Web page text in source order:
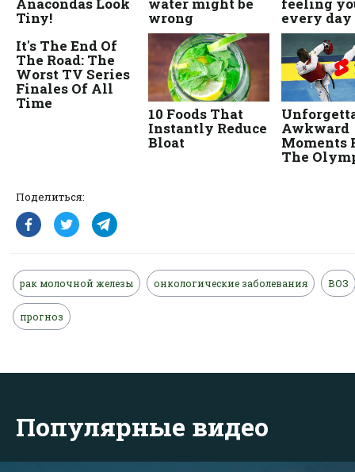
Поделиться:
рак молочной железы онкологические заболевания ВОЗ
прогноз
Популярные видео